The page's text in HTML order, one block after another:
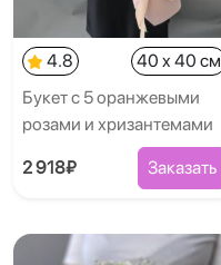
4.8
40 x 40 см
Букет с 5 оранжевыми
розами и хризантемами
2 918₽ Заказать